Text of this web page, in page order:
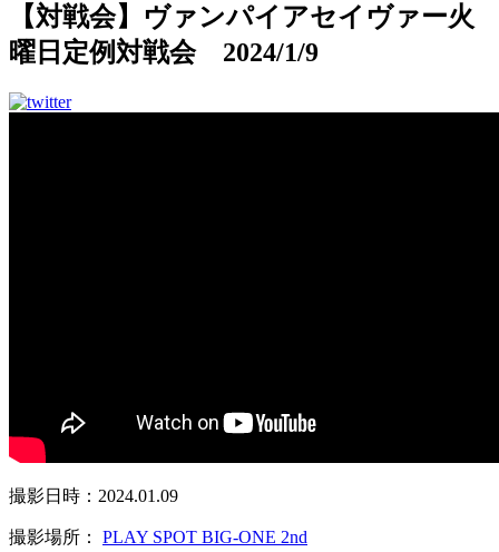
【対戦会】ヴァンパイアセイヴァー火
曜日定例対戦会 2024/1/9
撮影日時：2024.01.09
撮影場所： PLAY SPOT BIG-ONE 2nd